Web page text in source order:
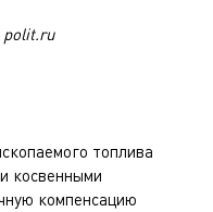
polit.ru
топлива
косвенными
компенсацию